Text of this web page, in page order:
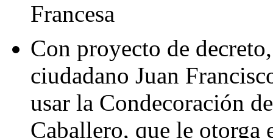
Francesa
Con proyecto de
ciudadano Juan
usar la Condecoración
Caballero, que le otorga